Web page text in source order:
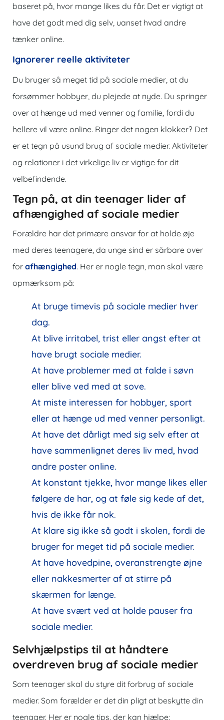
baseret på, hvor mange likes du får. Det er vigtigt at
have det godt med dig selv, uanset hvad andre
tænker online.
Ignorerer reelle aktiviteter
Du bruger så meget tid på sociale medier, at du
forsømmer hobbyer, du plejede at nyde. Du springer
over at hænge ud med venner og familie, fordi du
hellere vil være online. Ringer det nogen klokker? Det
er et tegn på usund brug af sociale medier. Aktiviteter
og relationer i det virkelige liv er vigtige for dit
velbefindende.
Tegn på, at din teenager lider af
afhængighed af sociale medier
Forældre har det primære ansvar for at holde øje
med deres teenagere, da unge sind er sårbare over
for afhængighed. Her er nogle tegn, man skal være
opmærksom på:
At bruge timevis på sociale medier hver
dag.
At blive irritabel, trist eller angst efter at
have brugt sociale medier.
At have problemer med at falde i søvn
eller blive ved med at sove.
At miste interessen for hobbyer, sport
eller at hænge ud med venner personligt.
At have det dårligt med sig selv efter at
have sammenlignet deres liv med, hvad
andre poster online.
At konstant tjekke, hvor mange likes eller
følgere de har, og at føle sig kede af det,
hvis de ikke får nok.
At klare sig ikke så godt i skolen, fordi de
bruger for meget tid på sociale medier.
At have hovedpine, overanstrengte øjne
eller nakkesmerter af at stirre på
skærmen for længe.
At have svært ved at holde pauser fra
sociale medier.
Selvhjælpstips til at håndtere
overdreven brug af sociale medier
Som teenager skal du styre dit forbrug af sociale
medier. Som forælder er det din pligt at beskytte din
teenager. Her er nogle tips, der kan hjælpe: